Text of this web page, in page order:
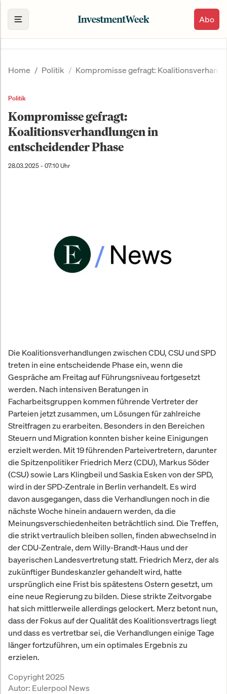
Abo
Home Politik Kompromisse gefragt:
Politik
Kompromisse gefragt:
Koalitionsverhandlungen in
entscheidender Phase
28.03.2025 - 07:10 Uhr
Die Koalitionsverhandlungen zwischen CDU, CSU und SPD
treten in eine entscheidende Phase ein, wenn die
Gespräche am Freitag auf Führungsniveau fortgesetzt
werden. Nach intensiven Beratungen in
Facharbeitsgruppen kommen führende Vertreter der
Parteien jetzt zusammen, um Lösungen für zahlreiche
Streitfragen zu erarbeiten. Besonders in den Bereichen
Steuern und Migration konnten bisher keine Einigungen
erzielt werden. Mit 19 führenden Parteivertretern, darunter
die Spitzenpolitiker Friedrich Merz (CDU), Markus Söder
(CSU) sowie Lars Klingbeil und Saskia Esken von der SPD,
wird in der SPD-Zentrale in Berlin verhandelt. Es wird
davon ausgegangen, dass die Verhandlungen noch in die
nächste Woche hinein andauern werden, da die
Meinungsverschiedenheiten beträchtlich sind. Die Treffen,
die strikt vertraulich bleiben sollen, finden abwechselnd in
der CDU-Zentrale, dem Willy-Brandt-Haus und der
bayerischen Landesvertretung statt. Friedrich Merz, der als
zukünftiger Bundeskanzler gehandelt wird, hatte
ursprünglich eine Frist bis spätestens Ostern gesetzt, um
eine neue Regierung zu bilden. Diese strikte Zeitvorgabe
hat sich mittlerweile allerdings gelockert. Merz betont nun,
dass der Fokus auf der Qualität des Koalitionsvertrags liegt
und dass es vertretbar sei, die Verhandlungen einige Tage
länger fortzuführen, um ein optimales Ergebnis zu
erzielen.
Copyright 2025
Autor: Eulerpool News